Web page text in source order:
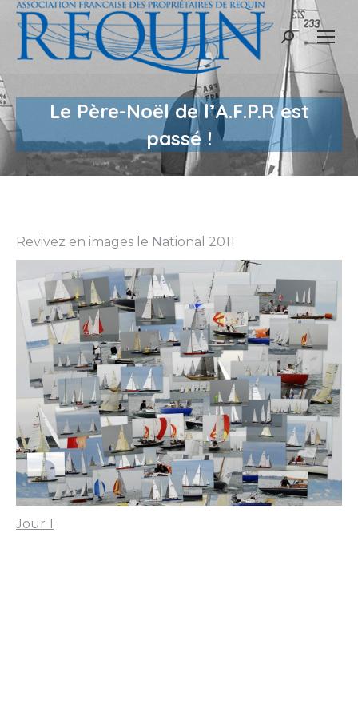
Recherche
Le Père-Noël de l’A.F.P.R est
passé !
Revivez en images le National 2011
Jour 1